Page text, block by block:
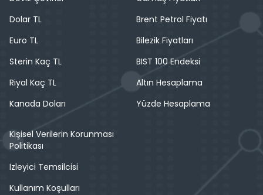
Dolar TL
Euro TL
Sterin Kaç TL
Riyal Kaç TL
Kanada Doları
Brent Petrol Fiyatı
Bilezik Fiyatları
BIST 100 Endeksi
Altın Hesaplama
Yüzde Hesaplama
Kişisel Verilerin Korunması
Politikası
İzleyici Temsilcisi
Kullanım Koşulları